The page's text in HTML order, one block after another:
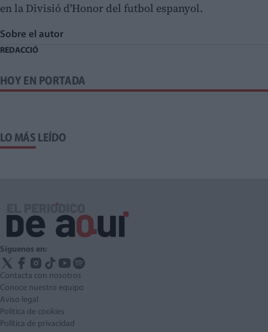
en la Divisió d'Honor del futbol espanyol.
Sobre el autor
REDACCIÓ
HOY EN PORTADA
LO MÁS LEÍDO
Síguenos en:
Contacta con nosotros
Conoce nuestro equipo
Aviso legal
Política de cookies
Política de privacidad